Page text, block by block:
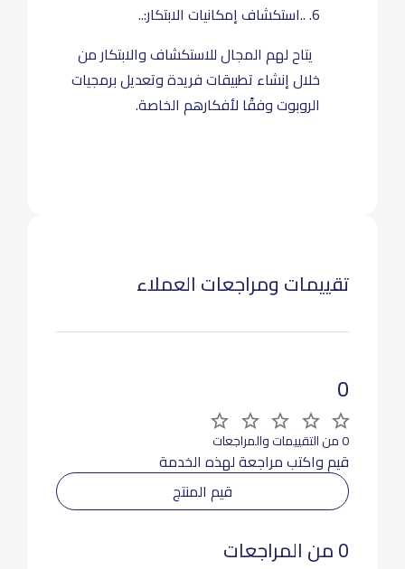
6. ..استكشاف إمكانيات الابتكار:..
يتاح لهم المجال للاستكشاف والابتكار من
خلال إنشاء تطبيقات فريدة وتعديل برمجيات
الروبوت وفقًا لأفكارهم الخاصة.
تقييمات ومراجعات العملاء
0
0 من التقييمات والمراجعات
قيم واكتب مراجعة لهذه الخدمة
قيم المنتج
0 من المراجعات